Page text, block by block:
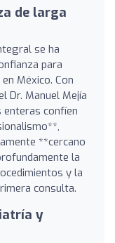
de larga
se ha
para
México. Con
Dr. Manuel Mejía
enteras confíen
**cercano
la
y la
consulta.
y